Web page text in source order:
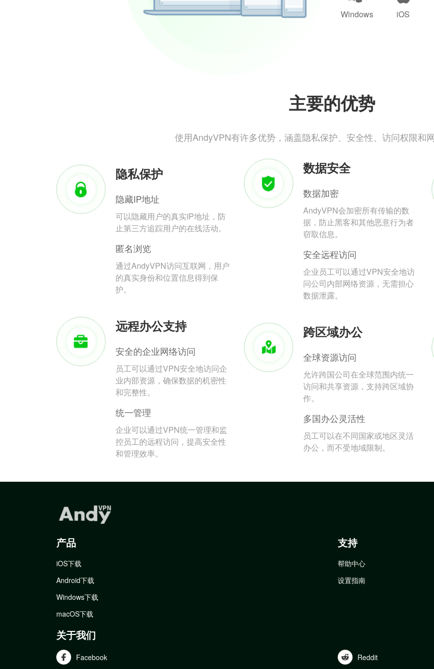
Windows iOS
主要的优势
使用AndyVPN有许多优势，涵盖隐私保护、安全性、访问权限和
隐私保护
隐藏IP地址
可以隐藏用户的真实IP地址，防
止第三方追踪用户的在线活动。
匿名浏览
通过AndyVPN访问互联网，用户
的真实身份和位置信息得到保
护。
数据安全
数据加密
AndyVPN会加密所有传输的数
据，防止黑客和其他恶意行为者
窃取信息。
安全远程访问
企业员工可以通过VPN安全地访
问公司内部网络资源，无需担心
数据泄露。
远程办公支持
安全的企业网络访问
员工可以通过VPN安全地访问企
业内部资源，确保数据的机密性
和完整性。
统一管理
企业可以通过VPN统一管理和监
控员工的远程访问，提高安全性
和管理效率。
跨区域办公
全球资源访问
允许跨国公司在全球范围内统一
访问和共享资源，支持跨区域协
作。
多国办公灵活性
员工可以在不同国家或地区灵活
办公，而不受地域限制。
产品
iOS下载
Android下载
Windows下载
macOS下载
支持
帮助中心
设置指南
关于我们
Facebook Reddit